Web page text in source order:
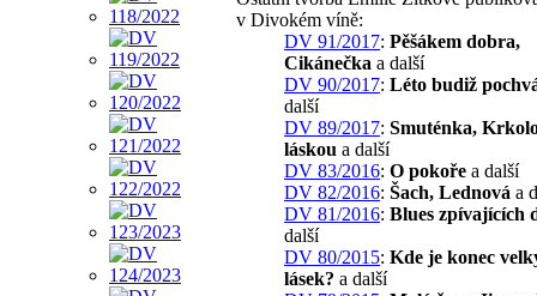
v Divokém víně:
DV 91/2017: Pěšákem dobra,
Cikánečka a další
DV 90/2017: Léto budiž
další
DV 89/2017: Smuténka,
láskou a další
DV 83/2016: O pokoře a další
DV 82/2016: Šach, Lednová a
DV 81/2016: Blues zpívajících
další
DV 80/2015: Kde je konec
lásek? a další